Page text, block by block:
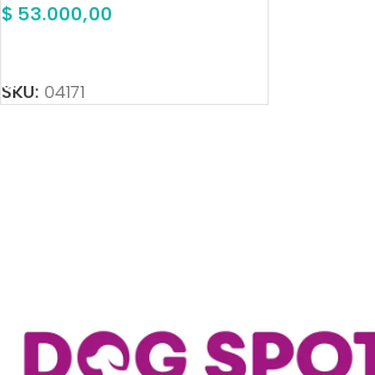
$ 53.000,00
SKU: 04171